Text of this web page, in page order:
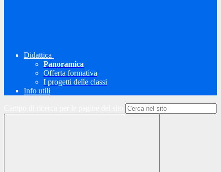
Didattica
Panoramica
Offerta formativa
I progetti delle classi
Info utili